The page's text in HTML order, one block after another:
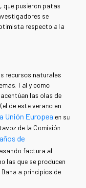
que pusieron patas
se
respecto a la
recursos naturales
Tal y como
las olas de
de este verano en
Unión Europea en su
de la Comisión
años de
factura al
las que se producen
a principios de